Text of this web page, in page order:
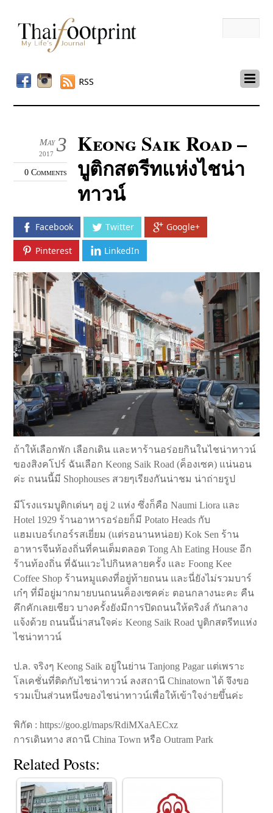
RSS
3
May
2017
0 Comments
Keong Saik Road –
บูติกสตรีทแห่งไชน่า
ทาวน์
Facebook Twitter Google+
Pinterest LinkedIn
ถ้าให้เลือกพัก เลือกเดิน และหาร้านอร่อยกินในไชน่าทาวน์
ของสิงคโปร์ ฉันเลือก Keong Saik Road (ค็องเซค) แน่นอน
ค่ะ ถนนนี้มี Shophouses สวยๆเรียงกันน่าชม น่าถ่ายรูป
มีโรงแรมบูติกเด่นๆ อยู่ 2 แห่ง ซึ่งก็คือ Naumi Liora และ
Hotel 1929 ร้านอาหารอร่อยก็มี Potato Heads กับ
แฮมเบอร์เกอร์รสเยี่ยม (แต่รอนานหน่อย) Kok Sen ร้าน
อาหารจีนท้องถิ่นที่คนเต็มตลอด Tong Ah Eating House อีก
ร้านท้องถิ่น ที่ฉันแวะไปกินหลายครั้ง และ Foong Kee
Coffee Shop ร้านหมูแดงที่อยู่ท้ายถนน และนี่ยังไม่รวมบาร์
เก๋ๆ ที่มีอยู่มากมายบนถนนค็องเซคค่ะ ตอนกลางนะคะ คืน
คึกคักเลยเชียว บางครั้งยังมีการปิดถนนให้ดริงส์ กันกลาง
แจ้งด้วย ถนนนี้น่าสนใจค่ะ Keong Saik Road บูติกสตรีทแห่ง
ไชน่าทาวน์
ป.ล. จริงๆ Keong Saik อยู่ในย่าน Tanjong Pagar แต่เพราะ
โลเคชั่นที่ติดกับไชน่าทาวน์ ลงสถานี Chinatown ได้ จึงขอ
รวมเป็นส่วนหนึ่งของไชน่าทาวน์เพื่อให้เข้าใจง่ายขึ้นค่ะ
พิกัด : https://goo.gl/maps/RdiMXaAECxz
การเดินทาง สถานี China Town หรือ Outram Park
Related Posts: